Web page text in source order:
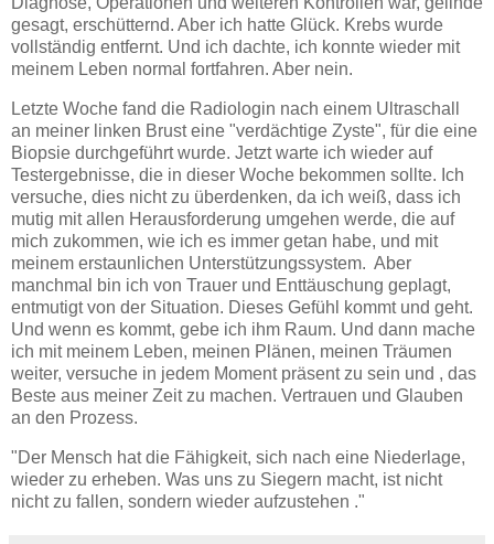
gesagt, erschütternd. Aber ich hatte Glück. Krebs wurde
vollständig entfernt. Und ich dachte, ich konnte wieder mit
meinem Leben normal fortfahren. Aber nein.
Letzte Woche fand die Radiologin nach einem Ultraschall
an meiner linken Brust eine "verdächtige Zyste", für die eine
Biopsie durchgeführt wurde. Jetzt warte ich wieder auf
Testergebnisse, die in dieser Woche bekommen sollte. Ich
versuche, dies nicht zu überdenken, da ich weiß, dass ich
mutig mit allen Herausforderung umgehen werde, die auf
mich zukommen, wie ich es immer getan habe, und mit
meinem erstaunlichen Unterstützungssystem. Aber
manchmal bin ich von Trauer und Enttäuschung geplagt,
entmutigt von der Situation. Dieses Gefühl kommt und geht.
Und wenn es kommt, gebe ich ihm Raum. Und dann mache
ich mit meinem Leben, meinen Plänen, meinen Träumen
weiter, versuche in jedem Moment präsent zu sein und , das
Beste aus meiner Zeit zu machen. Vertrauen und Glauben
an den Prozess.
"Der Mensch hat die Fähigkeit, sich nach eine Niederlage,
wieder zu erheben. Was uns zu Siegern macht, ist nicht
nicht zu fallen, sondern wieder aufzustehen ."